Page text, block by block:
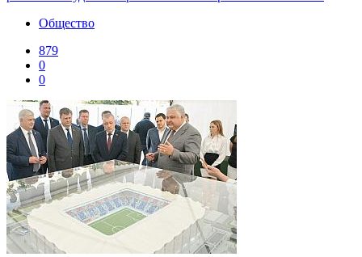
Общество
879
0
0